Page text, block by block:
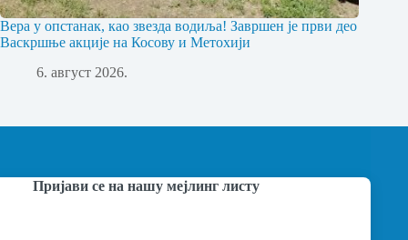
Вера у опстанак, као звезда водиља! Завршен је први део
Васкршње акције на Косову и Метохији
6. август 2026.
Пријави се на нашу мејлинг листу